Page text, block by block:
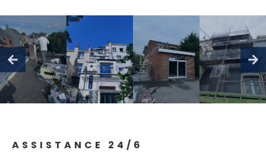
ASSISTANCE 24/6